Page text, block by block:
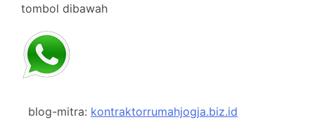
tombol dibawah
blog-mitra: kontraktorrumahjogja.biz.id